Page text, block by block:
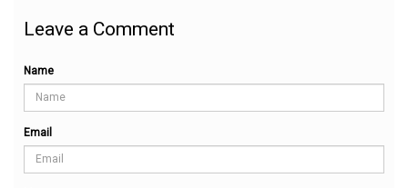
Leave a Comment
Name
Email